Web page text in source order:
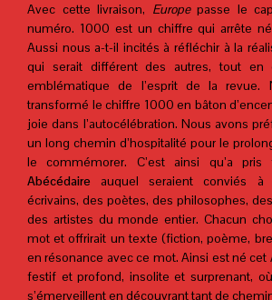
Avec cette livraison, Europepasse le
numéro. 1000 est un chiffre qui arrête
Aussi nous a-t-il incités à réfléchir à la
qui serait différent des autres, tout en
emblématique de l’esprit de la revue.
transformé le chiffre 1000 en bâton
joie dans l’autocélébration. Nous avons
un long chemin d’hospitalité pour le
le commémorer. C’est ainsi qu’a pris
Abécédaire
auquel seraient conviés à
écrivains, des poètes, des philosophes,
des artistes du monde entier. Chacun
mot et offrirait un texte (fiction, poème,
en résonance avec ce mot. Ainsi est né cet
festif et profond, insolite et surprenant,
s’émerveillent en découvrant tant de